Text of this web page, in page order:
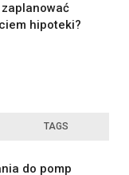
hipoteki?
TAGS
do pomp